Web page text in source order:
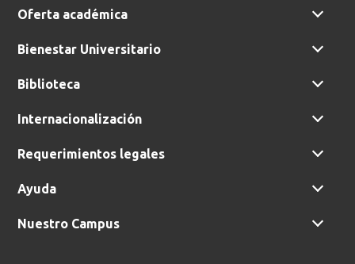
Oferta académica
Bienestar Universitario
Biblioteca
Internacionalización
Requerimientos legales
Ayuda
Nuestro Campus